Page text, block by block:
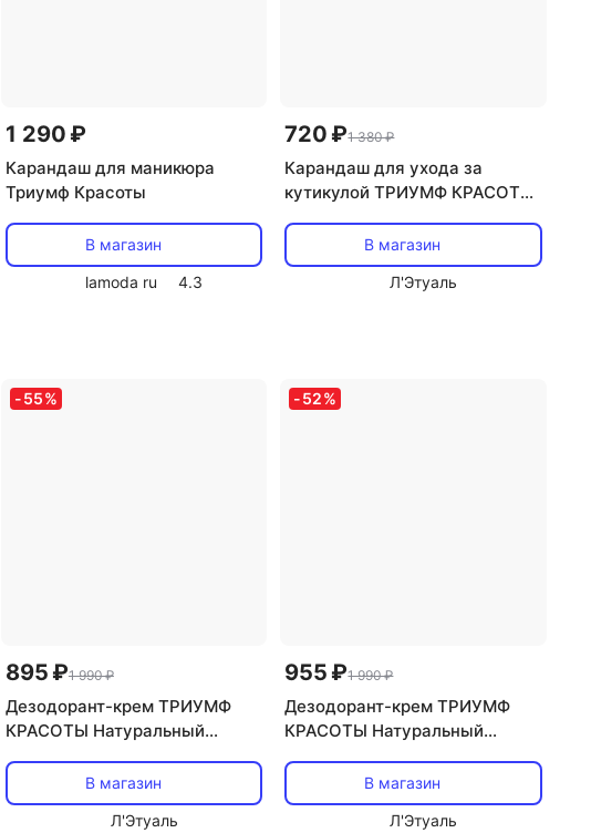
1 290 ₽
Карандаш для маникюра
Триумф Красоты
В магазин
lamoda ru
4.3
720 ₽1 380 ₽
Карандаш для ухода за
кутикулой ТРИУМФ КРАСОТЫ
педикюра с эфирным маслом
Чайного дерева и экстрактом
В магазин
Л'Этуаль
-55%
895 ₽1 990 ₽
Дезодорант-крем ТРИУМФ
КРАСОТЫ Натуральный
В магазин
Л'Этуаль
-52%
955 ₽1 990 ₽
Дезодорант-крем ТРИУМФ
КРАСОТЫ Натуральный
В магазин
Л'Этуаль